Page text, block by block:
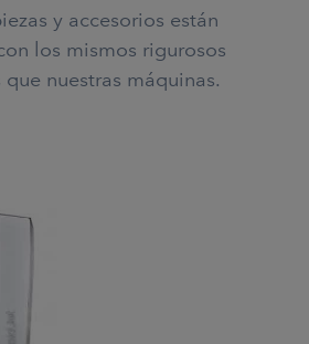
y accesorios están
los mismos rigurosos
que nuestras máquinas.